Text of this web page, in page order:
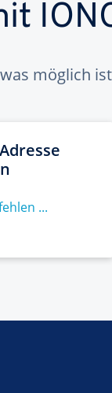
möglich
...